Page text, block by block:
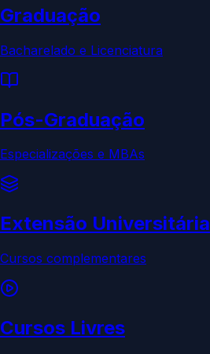
Graduação
Bacharelado e Licenciatura
Pós-Graduação
Especializações e MBAs
Extensão Universitária
Cursos complementares
Cursos Livres